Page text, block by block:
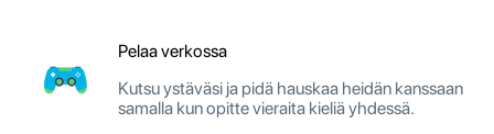
Pelaa verkossa
Kutsu ystäväsi ja pidä hauskaa heidän kanssaan
samalla kun opitte vieraita kieliä yhdessä.